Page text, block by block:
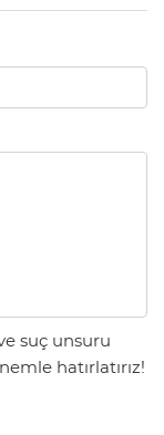
suç unsuru
hatırlatırız!